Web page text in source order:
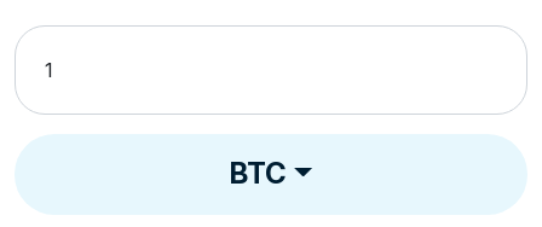
BTC